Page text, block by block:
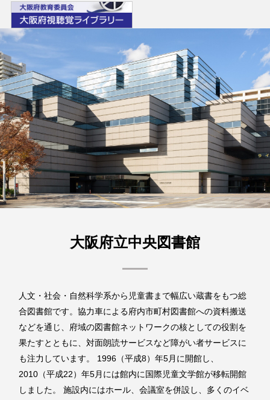
大阪府立中央図書館
人文・社会・自然科学系から児童書まで幅広い蔵書をもつ総
合図書館です。協力車による府内市町村図書館への資料搬送
などを通じ、府域の図書館ネットワークの核としての役割を
果たすとともに、対面朗読サービスなど障がい者サービスに
も注力しています。 1996（平成8）年5月に開館し、
2010（平成22）年5月には館内に国際児童文学館が移転開館
しました。 施設内にはホール、会議室を併設し、多くのイベ